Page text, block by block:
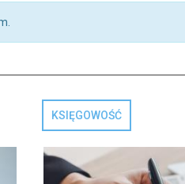
KSIĘGOWOŚĆ